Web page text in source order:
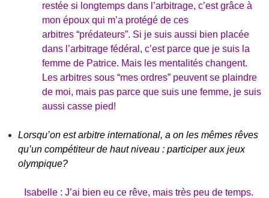
restée si longtemps dans l’arbitrage, c’est grâce à
mon époux qui m’a protégé de ces
arbitres “prédateurs”. Si je suis aussi bien placée
dans l’arbitrage fédéral, c’est parce que je suis la
femme de Patrice. Mais les mentalités changent.
Les arbitres sous “mes ordres” peuvent se plaindre
de moi, mais pas parce que suis une femme, je suis
aussi casse pied!
Lorsqu’on est arbitre international, a on les mêmes rêves
qu’un compétiteur de haut niveau : participer aux jeux
olympique?
Isabelle : J’ai bien eu ce rêve, mais très peu de temps.